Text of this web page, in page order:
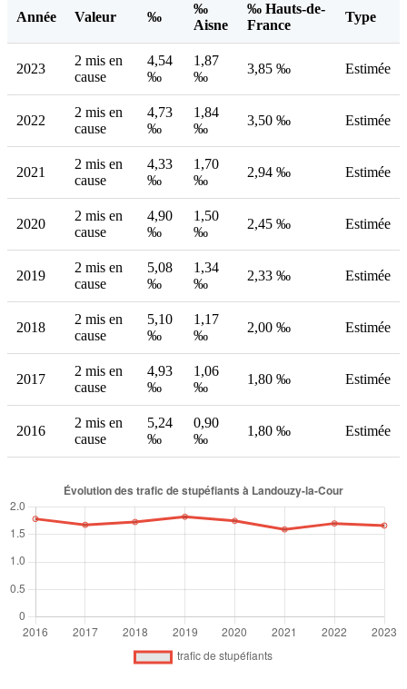
Année Valeur ‰
‰
Aisne
‰ Hauts-de-
France
Type
2023
2 mis en
cause
4,54
‰
1,87
‰
3,85 ‰ Estimée
2022
2 mis en
cause
4,73
‰
1,84
‰
3,50 ‰ Estimée
2021
2 mis en
cause
4,33
‰
1,70
‰
2,94 ‰ Estimée
2020
2 mis en
cause
4,90
‰
1,50
‰
2,45 ‰ Estimée
2019
2 mis en
cause
5,08
‰
1,34
‰
2,33 ‰ Estimée
2018
2 mis en
cause
5,10
‰
1,17
‰
2,00 ‰ Estimée
2017
2 mis en
cause
4,93
‰
1,06
‰
1,80 ‰ Estimée
2016
2 mis en
cause
5,24
‰
0,90
‰
1,80 ‰ Estimée